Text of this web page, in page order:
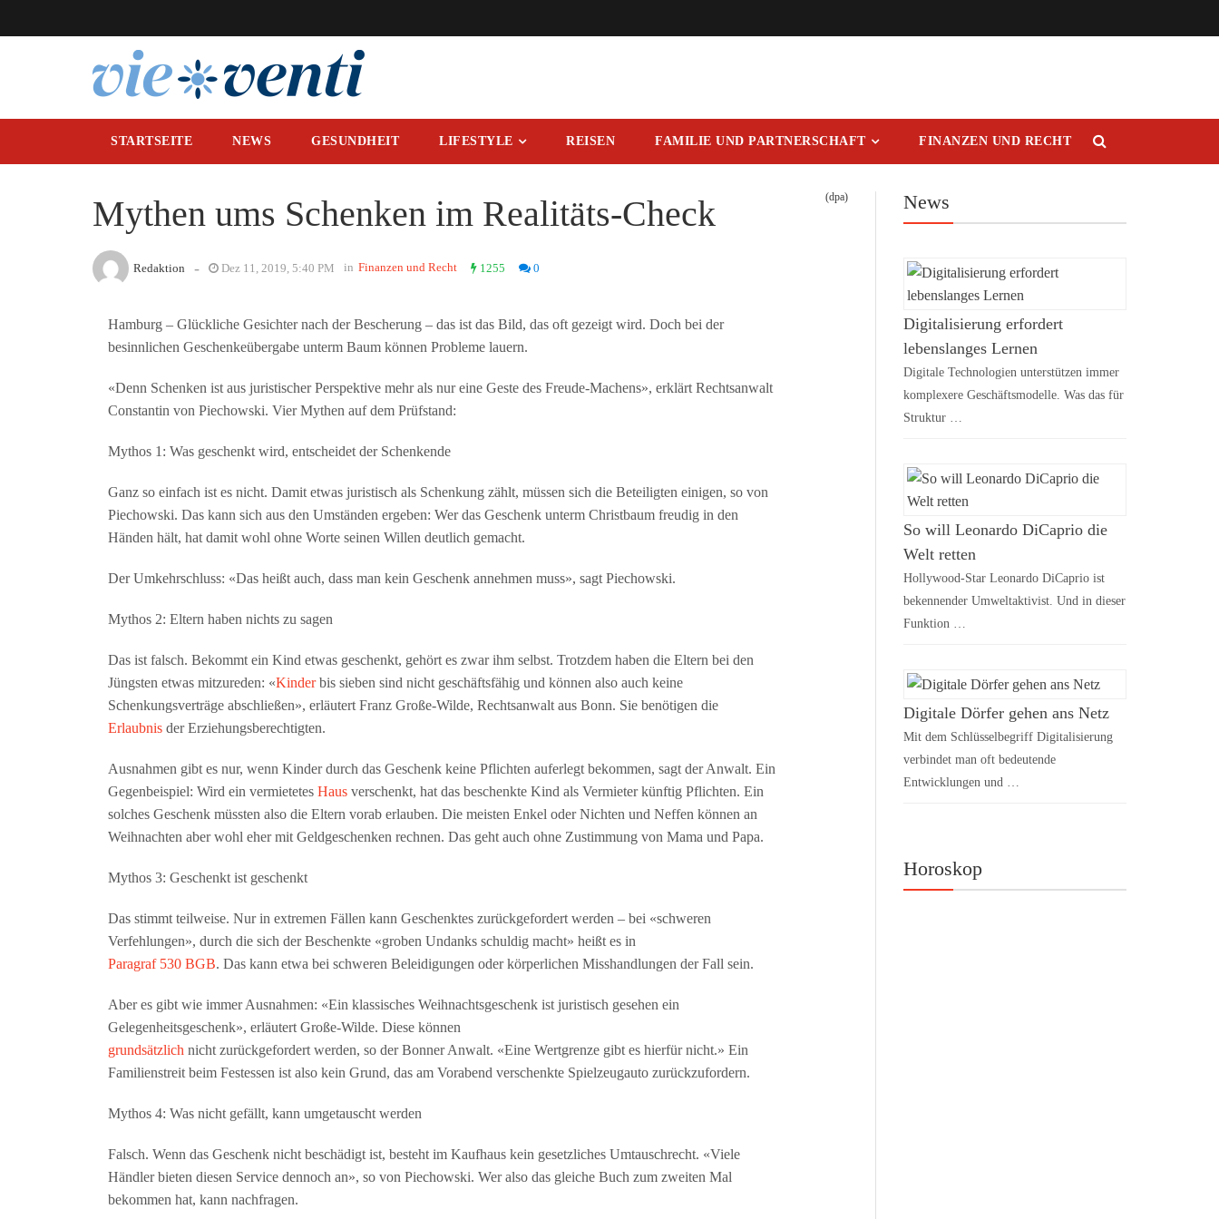
STARTSEITE NEWS GESUNDHEIT LIFESTYLE REISEN FAMILIE UND PARTNERSCHAFT FINANZEN UND RECHT
Mythen ums Schenken im Realitäts-Check (dpa)
Redaktion - Dez 11, 2019, 5:40 PM in Finanzen und Recht 1255 0
Hamburg – Glückliche Gesichter nach der Bescherung – das ist das Bild, das oft gezeigt wird. Doch bei der
besinnlichen Geschenkeübergabe unterm Baum können Probleme lauern.
«Denn Schenken ist aus juristischer Perspektive mehr als nur eine Geste des Freude-Machens», erklärt Rechtsanwalt
Constantin von Piechowski. Vier Mythen auf dem Prüfstand:
Mythos 1: Was geschenkt wird, entscheidet der Schenkende
Ganz so einfach ist es nicht. Damit etwas juristisch als Schenkung zählt, müssen sich die Beteiligten einigen, so von
Piechowski. Das kann sich aus den Umständen ergeben: Wer das Geschenk unterm Christbaum freudig in den
Händen hält, hat damit wohl ohne Worte seinen Willen deutlich gemacht.
Der Umkehrschluss: «Das heißt auch, dass man kein Geschenk annehmen muss», sagt Piechowski.
Mythos 2: Eltern haben nichts zu sagen
Das ist falsch. Bekommt ein Kind etwas geschenkt, gehört es zwar ihm selbst. Trotzdem haben die Eltern bei den
Jüngsten etwas mitzureden: «Kinderbis sieben sind nicht geschäftsfähig und können also auch keine
Schenkungsverträge abschließen», erläutert Franz Große-Wilde, Rechtsanwalt aus Bonn. Sie benötigen die
Erlaubnisder Erziehungsberechtigten.
Ausnahmen gibt es nur, wenn Kinder durch das Geschenk keine Pflichten auferlegt bekommen, sagt der Anwalt. Ein
Gegenbeispiel: Wird ein vermietetes Hausverschenkt, hat das beschenkte Kind als Vermieter künftig Pflichten. Ein
solches Geschenk müssten also die Eltern vorab erlauben. Die meisten Enkel oder Nichten und Neffen können an
Weihnachten aber wohl eher mit Geldgeschenken rechnen. Das geht auch ohne Zustimmung von Mama und Papa.
Mythos 3: Geschenkt ist geschenkt
Das stimmt teilweise. Nur in extremen Fällen kann Geschenktes zurückgefordert werden – bei «schweren
Verfehlungen», durch die sich der Beschenkte «groben Undanks schuldig macht» heißt es in
Paragraf 530 BGB. Das kann etwa bei schweren Beleidigungen oder körperlichen Misshandlungen der Fall sein.
Aber es gibt wie immer Ausnahmen: «Ein klassisches Weihnachtsgeschenk ist juristisch gesehen ein
Gelegenheitsgeschenk», erläutert Große-Wilde. Diese können
grundsätzlich nicht zurückgefordert werden, so der Bonner Anwalt. «Eine Wertgrenze gibt es hierfür nicht.» Ein
Familienstreit beim Festessen ist also kein Grund, das am Vorabend verschenkte Spielzeugauto zurückzufordern.
Mythos 4: Was nicht gefällt, kann umgetauscht werden
Falsch. Wenn das Geschenk nicht beschädigt ist, besteht im Kaufhaus kein gesetzliches Umtauschrecht. «Viele
Händler bieten diesen Service dennoch an», so von Piechowski. Wer also das gleiche Buch zum zweiten Mal
bekommen hat, kann nachfragen.
News
Digitalisierung erfordert
lebenslanges Lernen
Digitale Technologien unterstützen immer
komplexere Geschäftsmodelle. Was das für
Struktur …
So will Leonardo DiCaprio die
Welt retten
Hollywood-Star Leonardo DiCaprio ist
bekennender Umweltaktivist. Und in dieser
Funktion …
Digitale Dörfer gehen ans Netz
Mit dem Schlüsselbegriff Digitalisierung
verbindet man oft bedeutende
Entwicklungen und …
Horoskop